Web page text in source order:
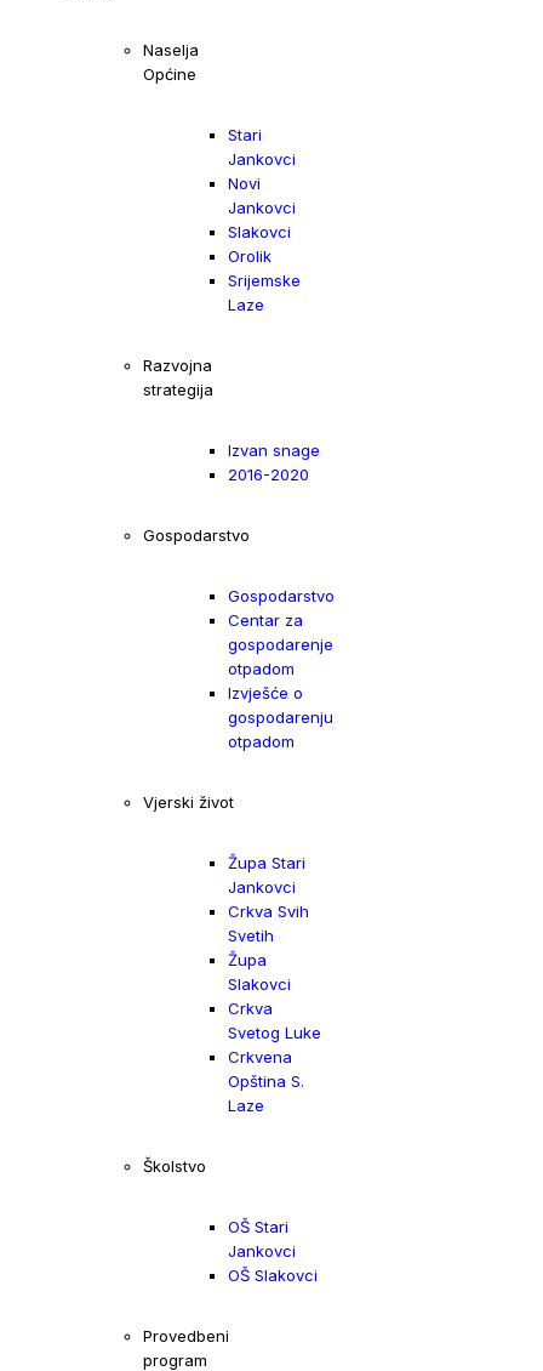
Naselja
Općine
Stari
Jankovci
Novi
Jankovci
Slakovci
Orolik
Srijemske
Laze
Razvojna
strategija
Izvan snage
2016-2020
Gospodarstvo
Gospodarstvo
Centar za
gospodarenje
otpadom
Izvješće o
gospodarenju
otpadom
Vjerski život
Župa Stari
Jankovci
Crkva Svih
Svetih
Župa
Slakovci
Crkva
Svetog Luke
Crkvena
Opština S.
Laze
Školstvo
OŠ Stari
Jankovci
OŠ Slakovci
Provedbeni
program